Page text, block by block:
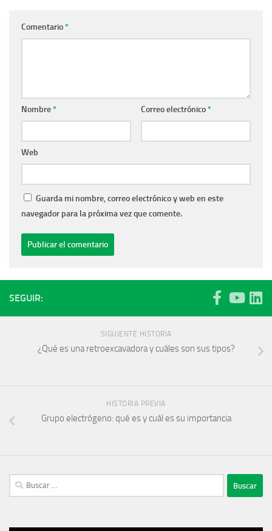
Comentario*
Nombre* Correo electrónico*
Web
Guarda mi nombre, correo electrónico y web en este
navegador para la próxima vez que comente.
SEGUIR:
SIGUIENTE HISTORIA
¿Qué es una retroexcavadora y cuáles son sus tipos?
HISTORIA PREVIA
Grupo electrógeno: qué es y cuál es su importancia
Buscar: